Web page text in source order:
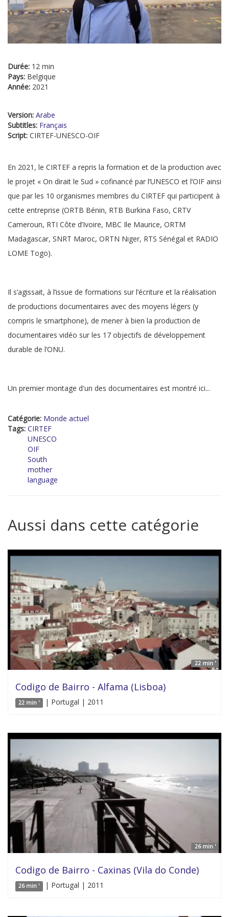
Durée: 12 min
Pays: Belgique
Année: 2021
Version: Arabe
Subtitles: Français
Script: CIRTEF-UNESCO-OIF
En 2021, le CIRTEF a repris la formation et de la production avec
le projet « On dirait le Sud » cofinancé par l’UNESCO et l’OIF ainsi
que par les 10 organismes membres du CIRTEF qui participent à
cette entreprise (ORTB Bénin, RTB Burkina Faso, CRTV
Cameroun, RTI Côte d’Ivoire, MBC Ile Maurice, ORTM
Madagascar, SNRT Maroc, ORTN Niger, RTS Sénégal et RADIO
LOME Togo).
Il s’agissait, à l’issue de formations sur l’écriture et la réalisation
de productions documentaires avec des moyens légers (y
compris le smartphone), de mener à bien la production de
documentaires vidéo sur les 17 objectifs de développement
durable de l’ONU.
Un premier montage d'un des documentaires est montré ici...
Catégorie: Monde actuel
Tags: CIRTEF
UNESCO
OIF
South
mother
language
Aussi dans cette catégorie
22 min '
Codigo de Bairro - Alfama (Lisboa)
22 min ' | Portugal | 2011
26 min '
Codigo de Bairro - Caxinas (Vila do Conde)
26 min ' | Portugal | 2011